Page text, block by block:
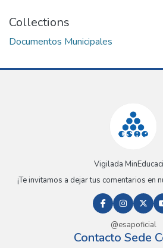
Collections
Documentos Municipales
Vigilada
¡Te invitamos a dejar tus comentarios en
@esapoficial
Contacto Sede